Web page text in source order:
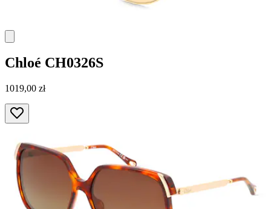
Chloé CH0326S
1019,00 zł